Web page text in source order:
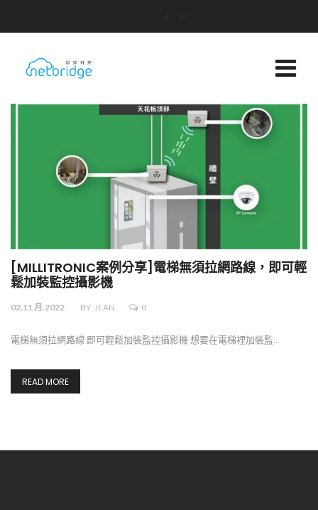
[MILLITRONIC案例分享]電梯無須拉網路線，即可輕
鬆加裝監控攝影機
02.11 月.2022 BY JEAN 0
電梯無須拉網路線 即可輕鬆加裝監控攝影機 想要在電梯裡加裝監…
READ MORE